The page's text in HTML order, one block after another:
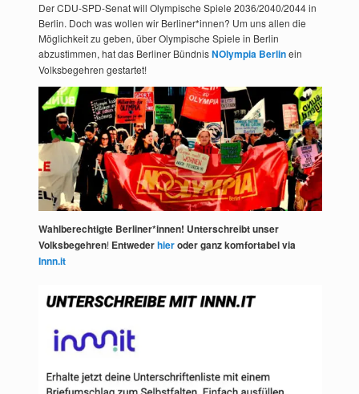
Der CDU-SPD-Senat will Olympische Spiele 2036/2040/2044 in
Berlin. Doch was wollen wir Berliner*innen? Um uns allen die
Möglichkeit zu geben, über Olympische Spiele in Berlin
abzustimmen, hat das Berliner BündnisNOlympia Berlinein
Volksbegehren gestartet!
Wahlberechtigte Berliner*innen! Unterschreibt unser
Volksbegehren! Entwederhieroder ganz komfortabel via
Innn.it